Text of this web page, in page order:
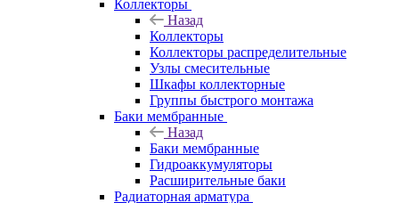
Коллекторы
Назад
Коллекторы
Коллекторы распределительные
Узлы смесительные
Шкафы коллекторные
Группы быстрого монтажа
Баки мембранные
Назад
Баки мембранные
Гидроаккумуляторы
Расширительные баки
Радиаторная арматура